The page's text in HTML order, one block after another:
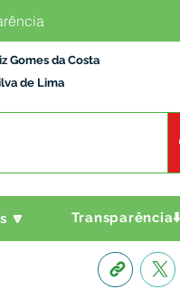
Gomes da Costa
de Lima
🔽 Transparência⬇️